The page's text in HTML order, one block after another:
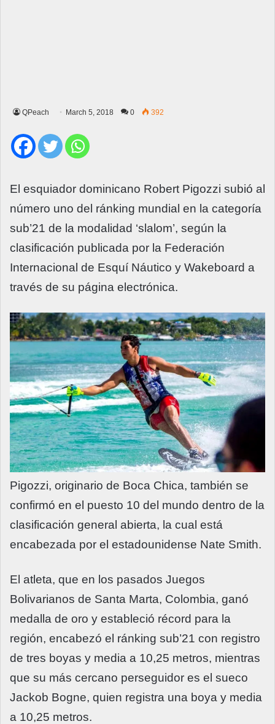
QPeach March 5, 2018 0 392
El esquiador dominicano Robert Pigozzi subió al
número uno del ránking mundial en la categoría
sub’21 de la modalidad ‘slalom’, según la
clasificación publicada por la Federación
Internacional de Esquí Náutico y Wakeboard a
través de su página electrónica.
Pigozzi, originario de Boca Chica, también se
confirmó en el puesto 10 del mundo dentro de la
clasificación general abierta, la cual está
encabezada por el estadounidense Nate Smith.
El atleta, que en los pasados Juegos
Bolivarianos de Santa Marta, Colombia, ganó
medalla de oro y estableció récord para la
región, encabezó el ránking sub’21 con registro
de tres boyas y media a 10,25 metros, mientras
que su más cercano perseguidor es el sueco
Jackob Bogne, quien registra una boya y media
a 10,25 metros.